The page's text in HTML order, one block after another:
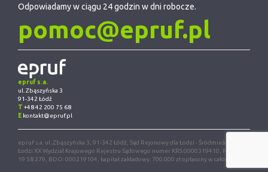
Odpowiadamy w ciągu 24 godzin w dni robocze.
pomoc@epruf.pl
epruf s.a.
ul. Zbąszyńska 3
91-342 Łódź
T +48 42 200 75 68
E kontakt@epruf.pl
epruf s.a. ul. Zbąszyńska 3, 91-342 Łódź, Sąd Rejonowy dla Łodzi - Śródmieścia w
Łodzi XX Wydział Krajowego Rejestru Sądowego numer KRS 0000319410, NIP 947
19 58 279, BDO: 000219104, kapitał zakładowy: 700.000 zł opłacony w całości.